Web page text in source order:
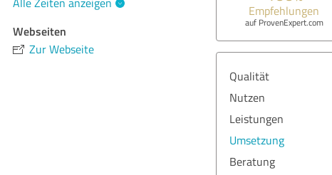
Webseiten
Zur Webseite
Empfehlungen
auf ProvenExpert.com
Qualität
Nutzen
Leistungen
Umsetzung
Beratung